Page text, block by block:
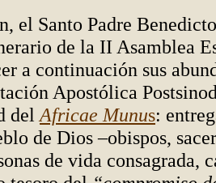
el Santo Padre
de la II Asamblea
a continuación sus
Apostólica
del Africae Munus:
de Dios –obispos,
de vida consagrada,